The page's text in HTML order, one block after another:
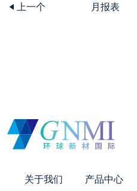
上一个 月报表
关于我们 产品中心